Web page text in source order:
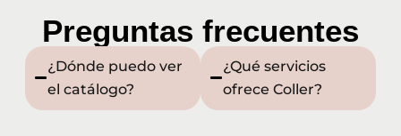
Preguntas frecuentes
¿Dónde puedo ver
el catálogo?
¿Qué servicios
ofrece Coller?